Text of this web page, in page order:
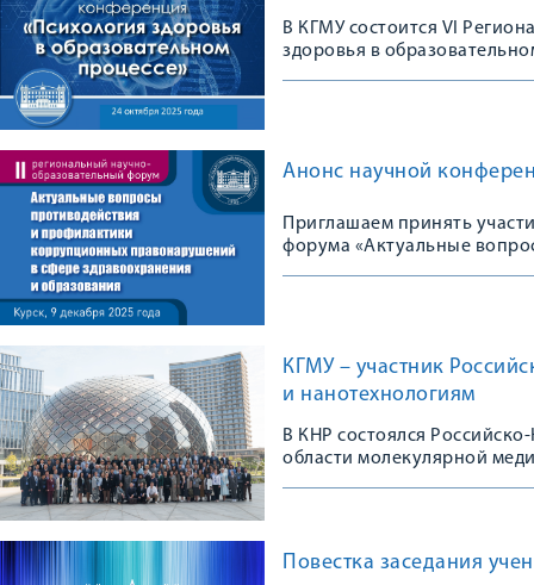
В КГМУ состоится VI
здоровья в
Анонс научной
Приглашаем принять
форума «Актуальные
КГМУ – участник
и нанотехнологиям
В КНР состоялся
области молекулярной
Повестка заседания